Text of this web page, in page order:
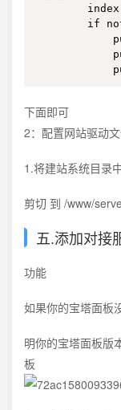
if
下面即可
2：配置网站驱动
1.将建站系统目录
剪切 到 /www/
五.添加对接
功能
如果你的宝塔面板
明你的宝塔面板版
板